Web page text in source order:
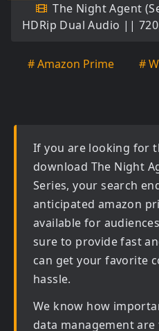
The Night Agent
HDRip Dual Audio ||
# Amazon Prime
#
If you are looking for
download The Night
Series, your search
anticipated amazon
available for
sure to provide fast
can get your favorite
hassle.
We know how
data management